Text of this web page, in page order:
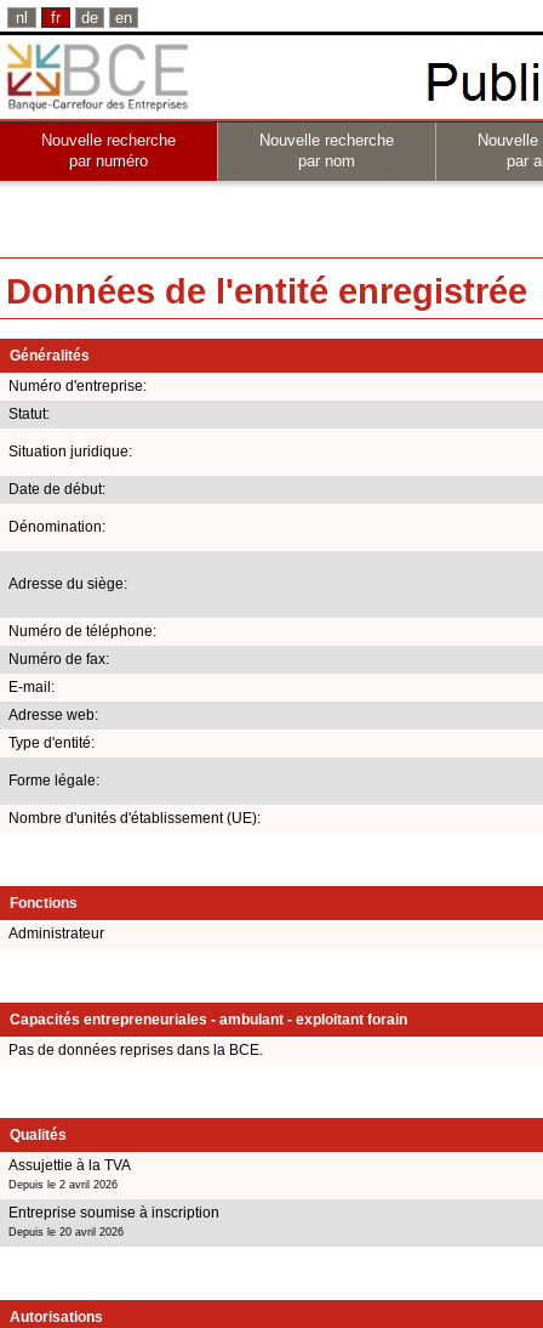
nl fr de en
Nouvelle recherche
par numéro
Nouvelle recherche
par nom
par
Données de l'entité enregistrée
Généralités
Numéro d'entreprise:
Statut:
Situation juridique:
Date de début:
Dénomination:
Adresse du siège:
Numéro de téléphone:
Numéro de fax:
E-mail:
Adresse web:
Type d'entité:
Forme légale:
Nombre d'unités d'établissement (UE):
Fonctions
Administrateur
Capacités entrepreneuriales - ambulant - exploitant forain
Pas de données reprises dans la BCE.
Qualités
Assujettie à la TVA
Depuis le 2 avril 2026
Entreprise soumise à inscription
Depuis le 20 avril 2026
Autorisations